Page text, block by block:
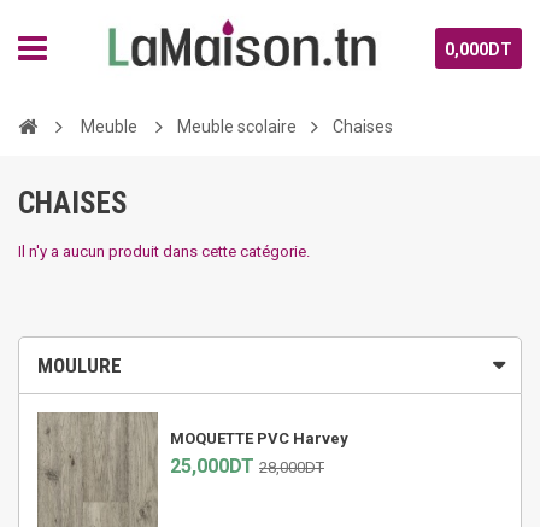
0,000DT
Meuble Meuble scolaire Chaises
MOULURE
MOQUETTE PVC Harvey
25,000DT 28,000DT
CHAISES
Il n'y a aucun produit dans cette catégorie.